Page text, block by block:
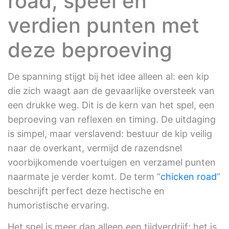
verdien punten met
deze beproeving
De spanning stijgt bij het idee alleen al: een kip
die zich waagt aan de gevaarlijke oversteek van
een drukke weg. Dit is de kern van het spel, een
beproeving van reflexen en timing. De uitdaging
is simpel, maar verslavend: bestuur de kip veilig
naar de overkant, vermijd de razendsnel
voorbijkomende voertuigen en verzamel punten
naarmate je verder komt. De term “chicken road”
beschrijft perfect deze hectische en
humoristische ervaring.
Het spel is meer dan alleen een tijdverdrijf; het is